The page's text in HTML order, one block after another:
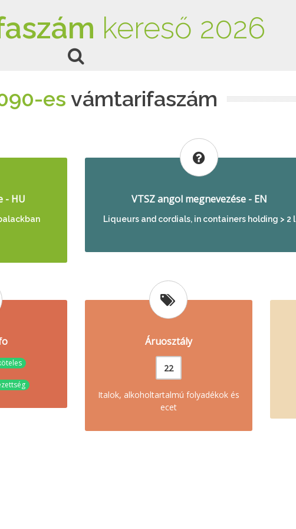
kereső 2026
es vámtarifaszám
- HU VTSZ angol megnevezése - EN
Liqueurs and cordials, in containers holding > 2 l
Áruosztály
22
Italok, alkoholtartalmú folyadékok és
ecet